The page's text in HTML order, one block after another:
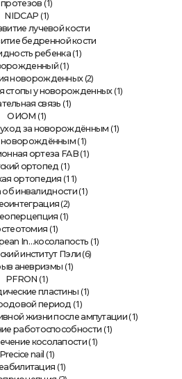
протезов (1)
NIDCAP (1)
лучевой кости
бедренной кости
ребенка(1)
(1)
новорожденных(2)
стопы у новорожденных(1)
связь (1)
ОИОМ (1)
за новорождённым (1)
новорождённым (1)
ортеза FAB(1)
ортопед (1)
ортопедия (11)
об инвалидности(1)
(2)
(1)
(1)
In…косолапость (1)
институт Пэли (6)
аневризмы (1)
PFRON (1)
пластины (1)
период (1)
жизни после ампутации (1)
работоспособности (1)
косолапости(1)
Precice nail (1)
(1)